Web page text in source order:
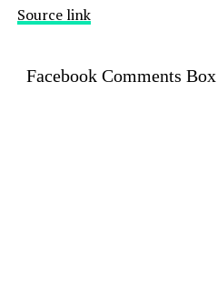
Source link
Facebook Comments Box